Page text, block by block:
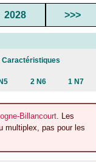
2028 >>>
Caractéristiques
2 N6 1 N7
Billancourt. Les
multiplex, pas pour les